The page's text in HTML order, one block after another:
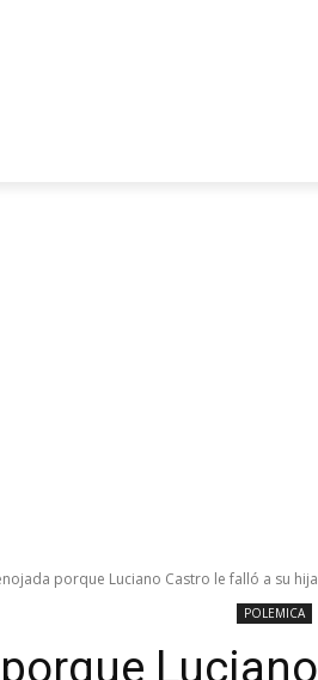
porque Luciano Castro le falló a su hija
POLEMICA
Luciano